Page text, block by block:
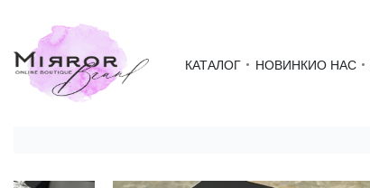
КАТАЛОГ НОВИНКИО НАС